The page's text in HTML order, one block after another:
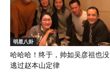
明星八卦
哈哈哈！终于，帅如吴彦祖也没
逃过赵本山定律